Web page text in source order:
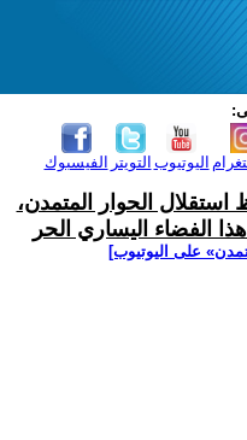
الفيسبوك التويتر اليوتيوب
استقلال الحوار المتمدن،
الفضاء اليساري الحر
على اليوتيوب]